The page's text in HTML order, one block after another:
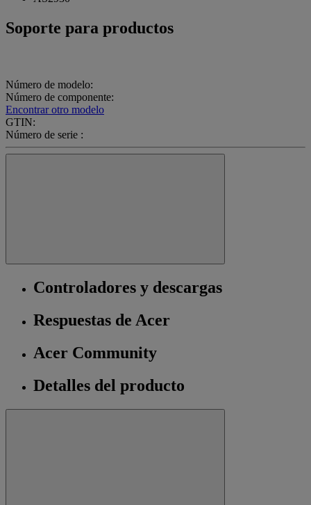
Soporte para productos
Número de modelo:
Número de componente:
Encontrar otro modelo
GTIN:
Número de serie :
Controladores y descargas
Respuestas de Acer
Acer Community
Detalles del producto